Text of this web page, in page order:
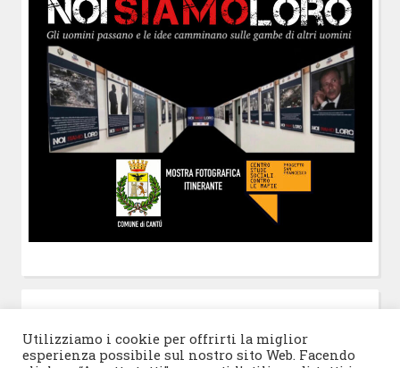
Utilizziamo i cookie per offrirti la miglior
esperienza possibile sul nostro sito Web. Facendo